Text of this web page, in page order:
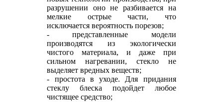
разрушении оно не разбивается на
мелкие острые части, что
исключается вероятность порезов;
- представленные модели
производятся из экологически
чистого материала, и даже при
сильном нагревании, стекло не
выделяет вредных веществ;
- простота в уходе. Для придания
стеклу блеска подойдет любое
чистящее средство;